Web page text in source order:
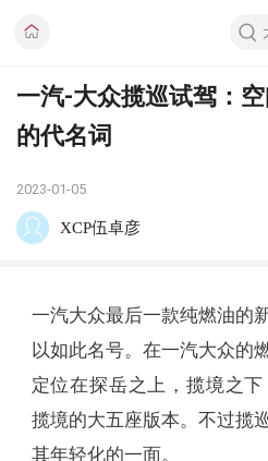
一汽-大众揽巡试驾：
的代名词
2023-01-05
XCP伍卓彦
一汽大众最后一款纯燃油的
以如此名号。在一汽大众的
定位在探岳之上，揽境之
揽境的大五座版本。不过揽
其年轻化的一面。